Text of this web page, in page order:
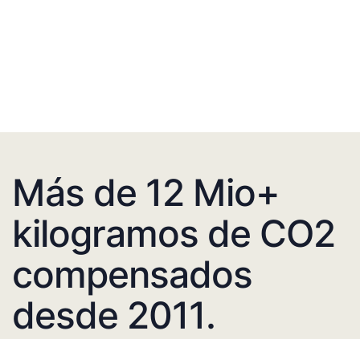
Más de 12 Mio+
kilogramos de CO2
compensados
desde 2011.